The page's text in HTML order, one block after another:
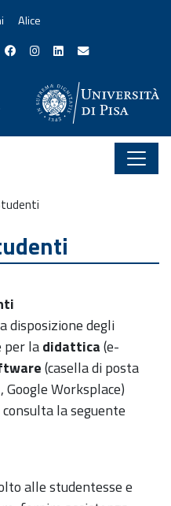
Alice
disposizione degli
per ladidattica(e-
(casella di posta
Worksplace)
la seguente
alle studentesse e